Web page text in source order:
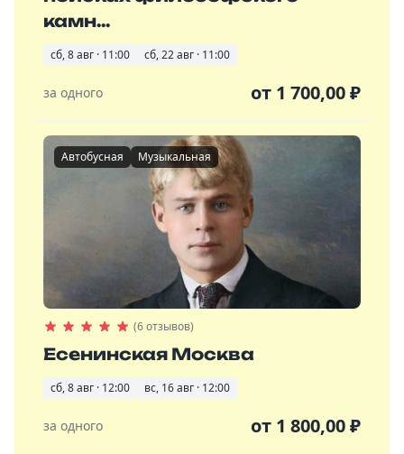
камн...
сб, 8 авг · 11:00 сб, 22 авг · 11:00
за одного от 1 700,00₽
Автобусная Музыкальная
(6 отзывов)
Есенинская Москва
сб, 8 авг · 12:00 вс, 16 авг · 12:00
за одного от 1 800,00₽